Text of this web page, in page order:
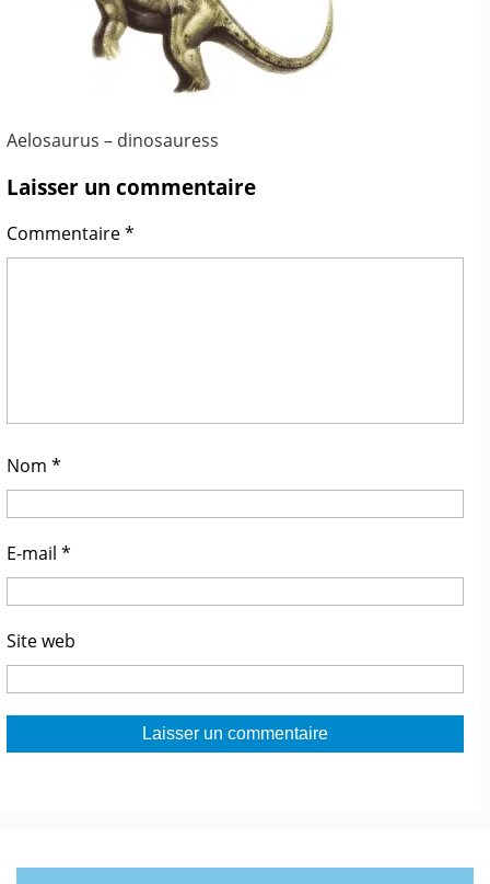
Aelosaurus – dinosauress
Laisser un commentaire
Commentaire*
Nom*
E-mail*
Site web